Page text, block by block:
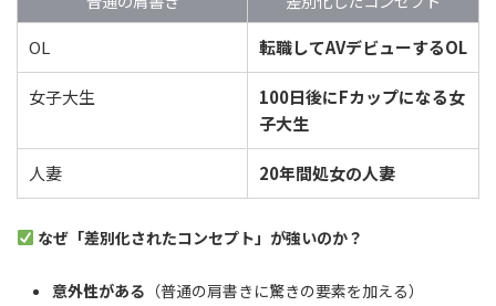
OL
転職してAVデビューするOL
女子大生
100日後にFカップになる女
子大生
人妻 20年間処女の人妻
なぜ「差別化されたコンセプト」が強いのか？
意外性がある （普通の肩書きに驚きの要素を加える）